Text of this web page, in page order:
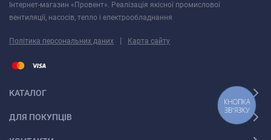
електродвигуна;
/1500 ВЗ);
обичайка (корпус) вентилятора ВО 06-300 №5 (0,37 /1500
електродвигун 4ВР 63 B4 0,37 кВт 1500 об. /хв під
вентилятор ВО 06-300 №5 (0,37 /1500 ВЗ).
Інтернет-магазин «Провент». Реалізація якісної промислової
вентиляції, насосів, тепло і електрообладнання
Політика персональних даних | Карта сайту
КАТАЛОГ
ДЛЯ ПОКУПЦІВ
КНОПКА
ЗВ'ЯЗКУ